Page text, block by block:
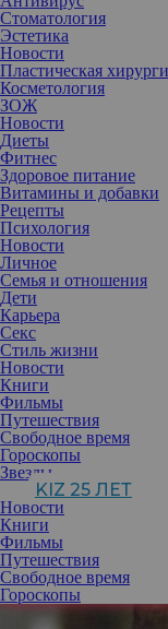
Стоматология
Эстетика
Новости
Пластическая
Косметология
ЗОЖ
Новости
Диеты
Фитнес
Здоровое питание
Витамины и добавки
Рецепты
Психология
Новости
Личное
Семья и отношения
Дети
Карьера
Секс
Стиль жизни
Новости
Книги
Фильмы
Путешествия
Свободное время
Гороскопы
Звезды
KIZ 25 ЛЕТ
Новости
Книги
Фильмы
Путешествия
Свободное время
Гороскопы
Сегодня, 20 июня,
«Золотых глобусов»
такому случаю мы
участием.
Догвилль (2003)